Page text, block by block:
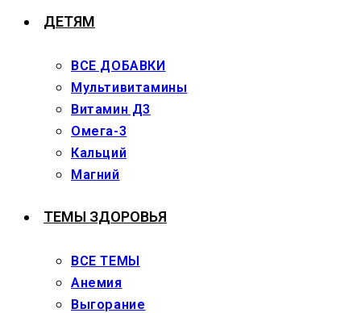
ДЕТЯМ
ВСЕ ДОБАВКИ
Мультивитамины
Витамин Д3
Омега-3
Кальций
Магний
ТЕМЫ ЗДОРОВЬЯ
ВСЕ ТЕМЫ
Анемия
Выгорание